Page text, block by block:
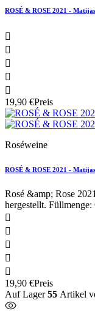
ROSÉ & ROSE 2021 -





19,90 €Preis
Roséweine
ROSÉ & ROSE 2021 -
Rosé &amp; Rose
hergestellt.





19,90 €Preis
Auf Lager55 Artikel